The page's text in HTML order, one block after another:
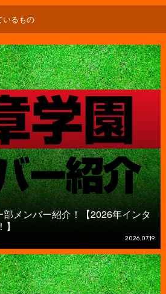
いるもの
メンバー紹介！【2026年インタ
2026.07.19